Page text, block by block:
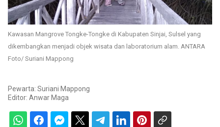
Kawasan Mangrove Tongke-Tongke di Kabupaten Sinjai, Sulsel yang
dikembangkan menjadi objek wisata dan laboratorium alam. ANTARA
Foto/ Suriani Mappong
Pewarta: Suriani Mappong
Editor: Anwar Maga